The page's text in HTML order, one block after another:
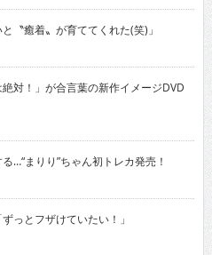
〝癒着〟が育ててくれた(笑)」
対！」が合言葉の新作イメージDVD
…“まりり”ちゃん初トレカ発売！
っとフザけていたい！」